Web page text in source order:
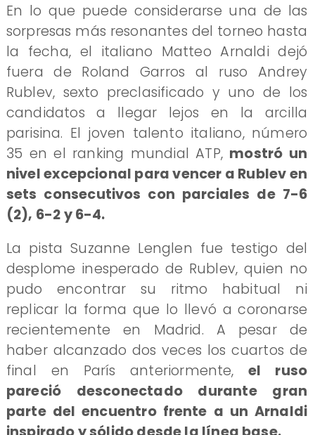
En lo que puede considerarse una de las
sorpresas más resonantes del torneo hasta
la fecha, el italiano Matteo Arnaldi dejó
fuera de Roland Garros al ruso Andrey
Rublev, sexto preclasificado y uno de los
candidatos a llegar lejos en la arcilla
parisina. El joven talento italiano, número
35 en el ranking mundial ATP, mostró un
nivel excepcional para vencer a Rublev en
sets consecutivos con parciales de 7-6
(2), 6-2 y 6-4.
La pista Suzanne Lenglen fue testigo del
desplome inesperado de Rublev, quien no
pudo encontrar su ritmo habitual ni
replicar la forma que lo llevó a coronarse
recientemente en Madrid. A pesar de
haber alcanzado dos veces los cuartos de
final en París anteriormente,el ruso
pareció desconectado durante gran
parte del encuentro frente a un Arnaldi